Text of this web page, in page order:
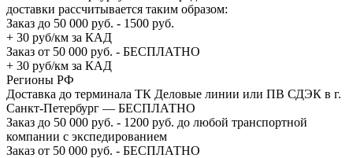
доставки рассчитывается таким образом:
Заказ до 50 000 руб. - 1500 руб.
+ 30 руб/км за КАД
Заказ от 50 000 руб. - БЕСПЛАТНО
+ 30 руб/км за КАД
Регионы РФ
Доставка до терминала ТК Деловые линии или ПВ СДЭК в г.
Санкт-Петербург — БЕСПЛАТНО
Заказ до 50 000 руб. - 1200 руб. до любой транспортной
компании с экспедированием
Заказ от 50 000 руб. - БЕСПЛАТНО